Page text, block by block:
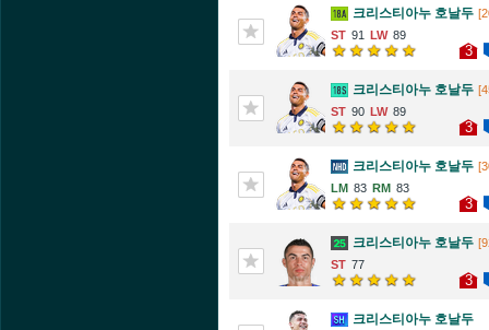
크리스티아누 호날두
91
89
3
크리스티아누 호날두
90
89
3
크리스티아누 호날두
83
83
3
크리스티아누 호날두
77
3
크리스티아누 호날두